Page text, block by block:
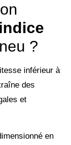
?
inférieur à
des
et
en